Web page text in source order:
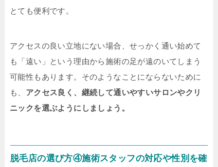
とても便利です。
アクセスの良い立地にない場合、せっかく通い始めて
も「遠い」という理由から施術の足が遠のいてしまう
可能性もあります。そのようなことにならないために
も、 アクセス良く、継続して通いやすいサロンやクリ
ニックを選ぶようにしましょう。
脱毛店の選び方④施術スタッフの対応や性別を確